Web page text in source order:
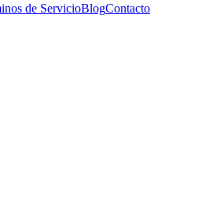
de ServicioBlogContacto